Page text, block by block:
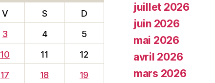
V S
D
3 4
5
10 11
12
17 18
19
juillet 2026
juin 2026
mai 2026
avril 2026
mars 2026